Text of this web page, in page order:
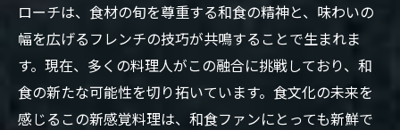
ローチは、食材の旬を尊重する和食の精神と、味わいの
幅を広げるフレンチの技巧が共鳴することで生まれま
す。現在、多くの料理人がこの融合に挑戦しており、和
食の新たな可能性を切り拓いています。食文化の未来を
感じるこの新感覚料理は、和食ファンにとっても新鮮で